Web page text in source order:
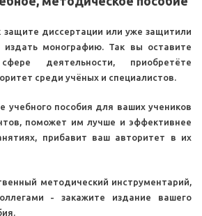
защите диссертации или уже защитили
монографию. Так вы оставите
деятельности, приобретёте
среди учёных и специалистов.
учебного пособия для ваших учеников
поможет им лучше и эффективнее
прибавит ваш авторитет в их
методический инструментарий,
- закажите издание вашего